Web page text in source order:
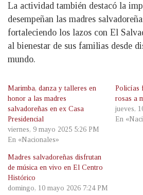
La actividad también destacó la
desempeñan las madres
fortaleciendo los lazos con El
al bienestar de sus familias desde
mundo.
Marimba, danza y talleres en
honor a las madres
salvadoreñas en ex Casa
Presidencial
viernes, 9 mayo 2025 5:26 PM
En «Nacionales»
Policías
rosas a
jueves,
En
Madres salvadoreñas disfrutan
de música en vivo en El Centro
Histórico
domingo, 10 mayo 2026 7:24 PM